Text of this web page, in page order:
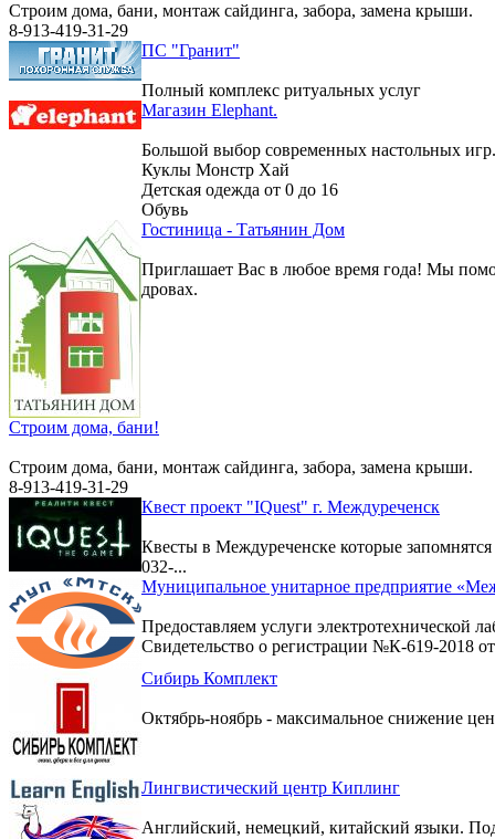
Строим дома, бани, монтаж сайдинга, забора, замена крыши.
8-913-419-31-29
ПС "Гранит"
Полный комплекс ритуальных услуг
Магазин Elephant.
Большой выбор современных настольных игр.
Куклы Монстр Хай
Детская одежда от 0 до 16
Обувь
Гостиница - Татьянин Дом
Приглашает Вас в любое время года! Мы
дровах.
Строим дома, бани!
Строим дома, бани, монтаж сайдинга, забора, замена крыши.
8-913-419-31-29
Квест проект "IQuest" г. Междуреченск
Квесты в Междуреченске которые
032-...
Муниципальное унитарное предприятие
Предоставляем услуги электротехнической
Свидетельство о регистрации №К-619-2018 от
Сибирь Комплект
Октябрь-ноябрь - максимальное снижение
Лингвистический центр Киплинг
Английский, немецкий, китайский языки.